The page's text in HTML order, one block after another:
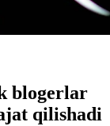
blogerlar
qilishadi